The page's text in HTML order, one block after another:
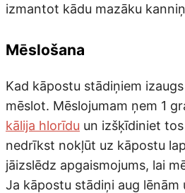
izmantot kādu mazāku
Mēslošana
Kad kāpostu stādiņiem
mēslot. Mēslojumam ņem 1
kālija hlorīdu un izšķīdiniet
nedrīkst nokļūt uz kāpostu
jāizslēdz apgaismojums, lai
Ja kāpostu stādiņi aug